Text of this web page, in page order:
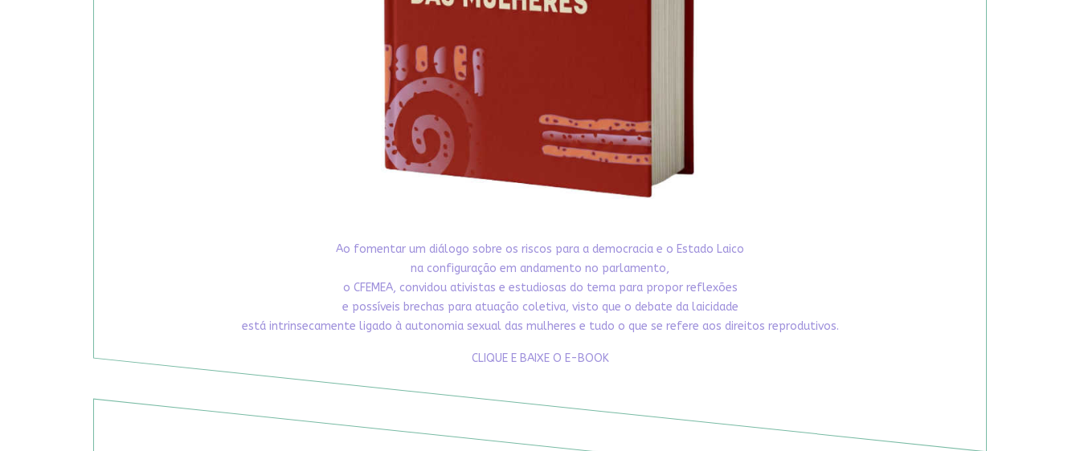
Ao fomentar um diálogo sobre os riscos para a democracia e o Estado Laico
na configuração em andamento no parlamento,
o CFEMEA, convidou ativistas e estudiosas do tema para propor reflexões
e possíveis brechas para atuação coletiva, visto que o debate da laicidade
está intrinsecamente ligado à autonomia sexual das mulheres e tudo o que se refere aos direitos reprodutivos.
CLIQUE E BAIXE O E-BOOK